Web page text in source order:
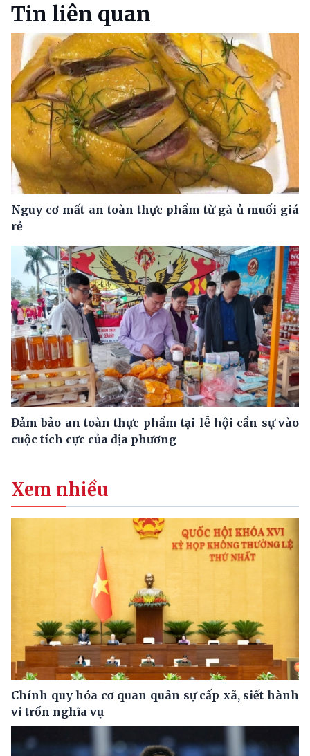
Tin liên quan
Nguy cơ mất an toàn thực phẩm từ gà ủ muối giá
rẻ
Đảm bảo an toàn thực phẩm tại lễ hội cần sự vào
cuộc tích cực của địa phương
Xem nhiều
Chính quy hóa cơ quan quân sự cấp xã, siết hành
vi trốn nghĩa vụ